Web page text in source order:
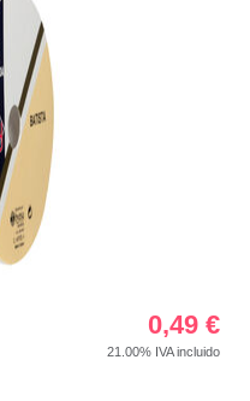
0,49 €
21.00% IVA incluido